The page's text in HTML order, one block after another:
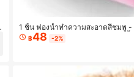
1 ชิ้น ฟองน้ำทำความสะอาดสีชมพู -
ากาศ รอยร่องกระจก ห้องครัว ห้องน้
฿48 -2%